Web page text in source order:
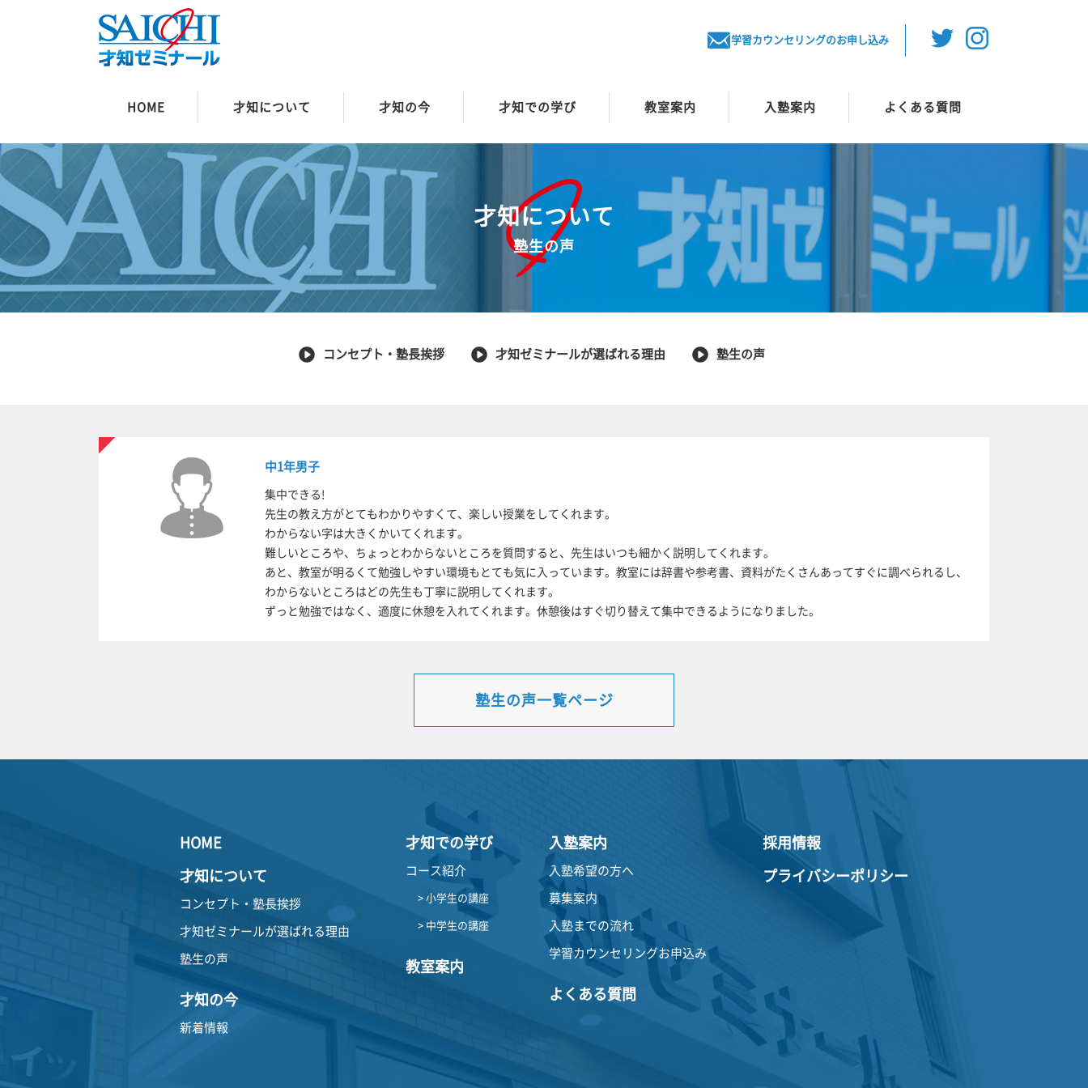
学習カウンセリングのお申し込み
HOME 才知について 才知の今 才知での学び 教室案内 入塾案内 よくある質問
才知について
塾生の声
コンセプト・塾長挨拶 才知ゼミナールが選ばれる理由 塾生の声
中1年男子
集中できる!
先生の教え方がとてもわかりやすくて、楽しい授業をしてくれます。
わからない字は大きくかいてくれます。
難しいところや、ちょっとわからないところを質問すると、先生はいつも細かく説明してくれます。
あと、教室が明るくて勉強しやすい環境もとても気に入っています。教室には辞書や参考書、資料がたくさんあってすぐに調べられるし、
わからないところはどの先生も丁寧に説明してくれます。
ずっと勉強ではなく、適度に休憩を入れてくれます。休憩後はすぐ切り替えて集中できるようになりました。
塾生の声一覧ページ
HOME
才知について
コンセプト・塾長挨拶
才知ゼミナールが選ばれる理由
塾生の声
才知の今
新着情報
才知での学び
コース紹介
> 小学生の講座
> 中学生の講座
教室案内
入塾案内
入塾希望の方へ
募集案内
入塾までの流れ
学習カウンセリングお申込み
よくある質問
採用情報
プライバシーポリシー